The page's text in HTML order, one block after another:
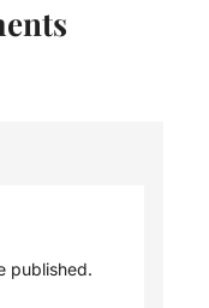
published.